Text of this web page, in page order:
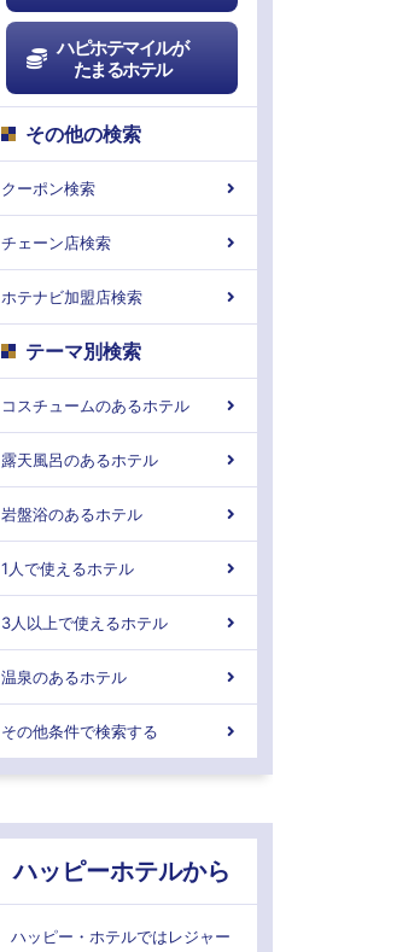
ハピホテマイルが
たまるホテル
その他の検索
クーポン検索
チェーン店検索
ホテナビ加盟店検索
テーマ別検索
コスチュームのあるホテル
露天風呂のあるホテル
岩盤浴のあるホテル
1人で使えるホテル
3人以上で使えるホテル
温泉のあるホテル
その他条件で検索する
ハッピーホテルから
ハッピー・ホテルではレジャー